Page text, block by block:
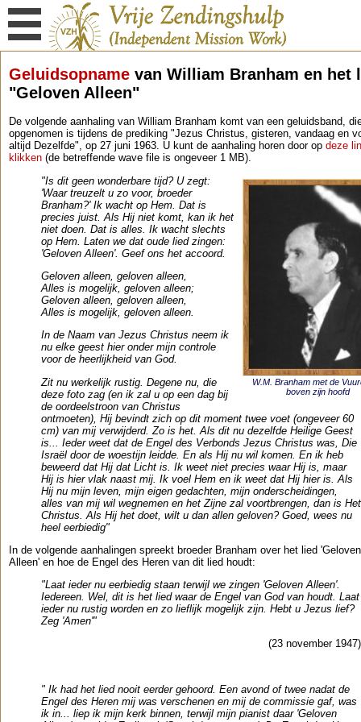
Geluidsopname van William Branham en het
"Geloven Alleen"
De volgende aanhaling van William Branham komt van een geluidsband,
opgenomen is tijdens de prediking "Jezus Christus, gisteren, vandaag en
altijd Dezelfde", op 27 juni 1963. U kunt de aanhaling horen door op deze
klikken (de betreffende wave file is ongeveer 1 MB).
W.M. Branham met de
boven zijn hoofd
"Is dit geen wonderbare tijd? U zegt:
'Waar treuzelt u zo voor, broeder
Branham?' Ik wacht op Hem. Dat is
precies juist. Als Hij niet komt, kan ik het
niet doen. Dat is alles. Ik wacht slechts
op Hem. Laten we dat oude lied zingen:
'Geloven Alleen'. Geef ons het accoord.
Geloven alleen, geloven alleen,
Alles is mogelijk, geloven alleen;
Geloven alleen, geloven alleen,
Alles is mogelijk, geloven alleen.
In de Naam van Jezus Christus neem ik
nu elke geest hier onder mijn controle
voor de heerlijkheid van God.
Zit nu werkelijk rustig. Degene nu, die
deze foto zag (en ik zal u op een dag bij
de oordeelstroon van Christus
ontmoeten), Hij bevindt zich op dit moment twee voet (ongeveer 60
cm) van mij verwijderd. Zo is het. Als dit nu dezelfde Heilige Geest
is... Ieder weet dat de Engel des Verbonds Jezus Christus was, Die
Israël door de woestijn leidde. En als Hij nu wil komen. En ik heb
beweerd dat Hij dat Licht is. Ik weet niet precies waar Hij is, maar
Hij is hier vlak naast mij. Ik voel Hem en ik weet dat Hij hier is. Als
Hij nu mijn leven, mijn eigen gedachten, mijn onderscheidingen,
alles van mij wil wegnemen en het Zijne zal voortbrengen, dan is Het
Christus. Als Hij het doet, wilt u dan allen geloven? Goed, wees nu
heel eerbiedig"
In de volgende aanhalingen spreekt broeder Branham over het lied 'Geloven
Alleen' en hoe de Engel des Heren van dit lied houdt:
"Laat ieder nu eerbiedig staan terwijl we zingen 'Geloven Alleen'.
Iedereen. Wel, dit is het lied waar de Engel van God van houdt. Laat
ieder nu rustig worden en zo lieflijk mogelijk zijn. Hebt u Jezus lief?
Zeg 'Amen'"
(23 november 1947)
" Ik had het lied nooit eerder gehoord. Een avond of twee nadat de
Engel des Heren mij was verschenen en mij de commissie gaf, was
ik in... liep ik mijn kerk binnen, terwijl mijn pianist daar 'Geloven